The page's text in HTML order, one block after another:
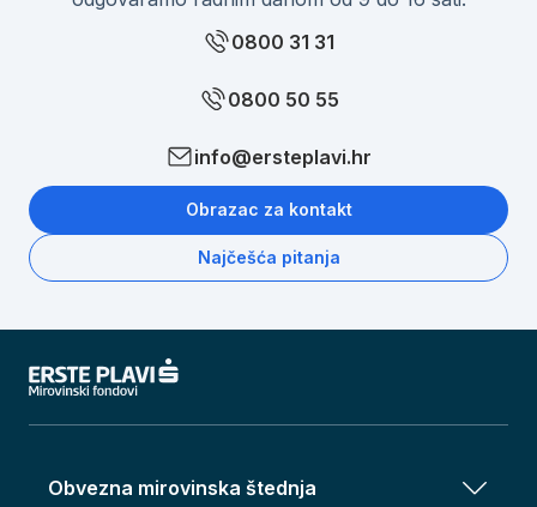
0800 31 31
0800 50 55
info@ersteplavi.hr
Obrazac za kontakt
Najčešća pitanja
Obvezna mirovinska štednja